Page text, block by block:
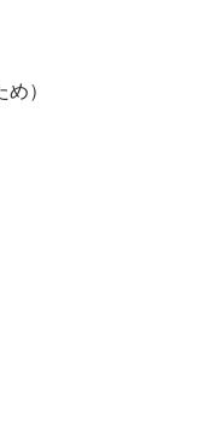
）